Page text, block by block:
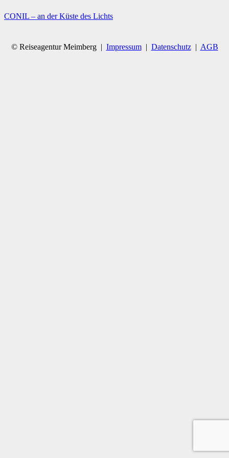
CONIL – an der Küste des Lichts
© Reiseagentur Meimberg | Impressum| Datenschutz| AGB